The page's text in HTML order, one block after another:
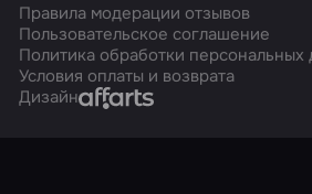
Правила модерации отзывов
Пользовательское соглашение
Политика обработки персональных
Условия оплаты и возврата
ДизайнAffarts